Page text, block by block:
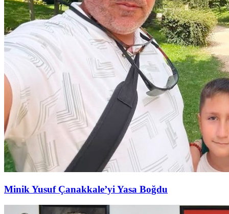
Minik Yusuf Çanakkale’yi Yasa Boğdu